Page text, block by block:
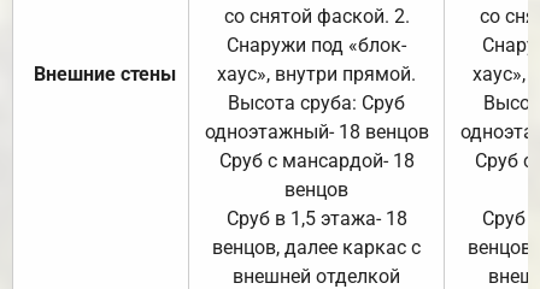
Внешние стены
со снятой фаской. 2.
Снаружи под «блок-
хаус», внутри прямой.
Высота сруба: Сруб
одноэтажный- 18 венцов
Сруб с мансардой- 18
венцов
Сруб в 1,5 этажа- 18
венцов, далее каркас с
внешней отделкой
со
хаус»,
Сруб с
Сруб